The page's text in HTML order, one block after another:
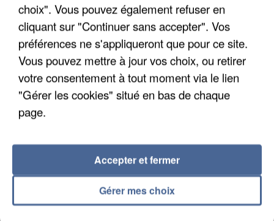
UNE TOURISTE DE L’OISE EMPORTÉE PAR UNE
COULÉE DE BOUE EN HAUTE-SAVOIE
choix". Vous pouvez également refuser en
cliquant sur "Continuer sans accepter". Vos
préférences ne s'appliqueront que pour ce site.
Vous pouvez mettre à jour vos choix, ou retirer
votre consentement à tout moment via le lien
"Gérer les cookies" situé en bas de chaque
page.
Gérer mes choix
Accepter et fermer